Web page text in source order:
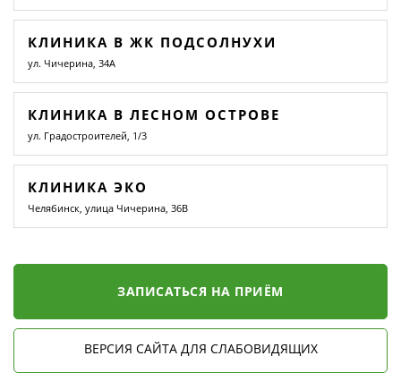
КЛИНИКА В ЖК ПОДСОЛНУХИ
ул. Чичерина, 34А
КЛИНИКА В ЛЕСНОМ ОСТРОВЕ
ул. Градостроителей, 1/3
КЛИНИКА ЭКО
Челябинск, улица Чичерина, 36В
ЗАПИСАТЬСЯ НА ПРИЁМ
ВЕРСИЯ САЙТА ДЛЯ СЛАБОВИДЯЩИХ